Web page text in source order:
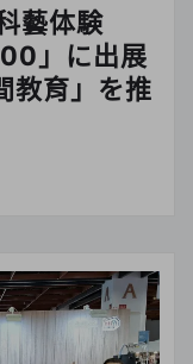
藝体験
」に出展
教育」を推